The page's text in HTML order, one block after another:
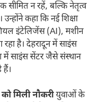
सीमित न रहें, बल्कि नेतृत्व
कहा कि नई शिक्षा
इंटेलिजेंस (AI), मशीन
रहा है। देहरादून में साइंस
में साइंस सेंटर जैसे संस्थान
हैं।
मिली नौकरीयुवाओं के